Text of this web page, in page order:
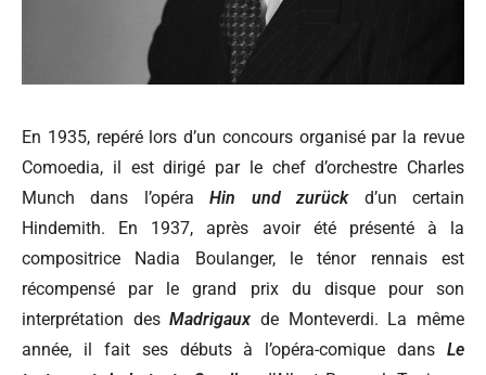
En 1935, repéré lors d’un concours organisé par la revue
Comoedia, il est dirigé par le chef d’orchestre Charles
Munch dans l’opéraHin und zurück d’un certain
Hindemith. En 1937, après avoir été présenté à la
compositrice Nadia Boulanger, le ténor rennais est
récompensé par le grand prix du disque pour son
interprétation desMadrigaux de Monteverdi. La même
année, il fait ses débuts à l’opéra-comique dans Le